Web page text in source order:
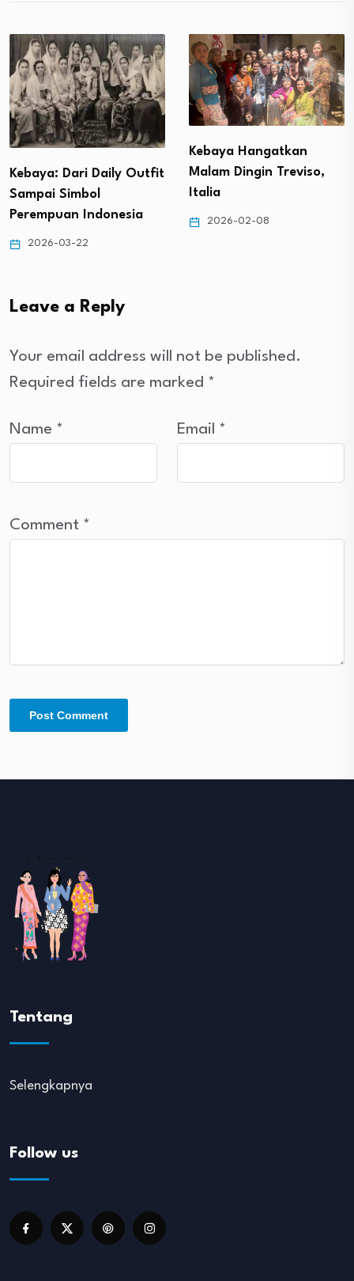
Kebaya: Dari Daily Outfit
Sampai Simbol
Perempuan Indonesia
2026-03-22
Kebaya Hangatkan
Malam Dingin Treviso,
Italia
2026-02-08
Leave a Reply
Your email address will not be published.
Required fields are marked *
Name * Email *
Comment *
Tentang
Selengkapnya
Follow us